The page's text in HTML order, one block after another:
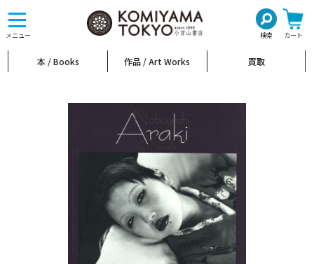
メニュー 検索 カート
toggle
navigation
本 / Books 作品 / Art Works 買取